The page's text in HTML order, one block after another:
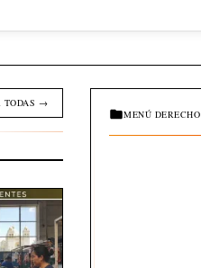
TODAS →
MENÚ DERECHO